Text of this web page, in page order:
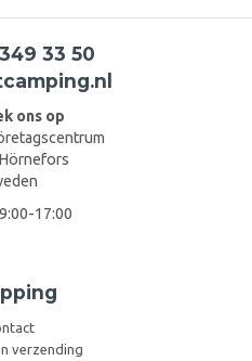
33 50
ons op
17:00
verzending